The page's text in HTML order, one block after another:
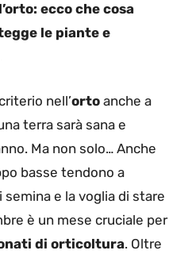
ecco che cosa
le piante e
nell’orto anche a
terra sarà sana e
Ma non solo… Anche
basse tendono a
e la voglia di stare
è un mese cruciale per
di orticoltura. Oltre